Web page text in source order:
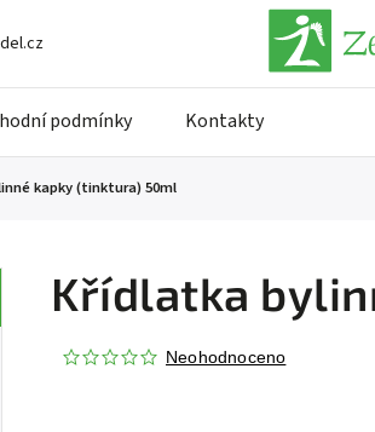
podmínky Kontakty
kapky (tinktura) 50ml
Křídlatka
Neohodnoceno